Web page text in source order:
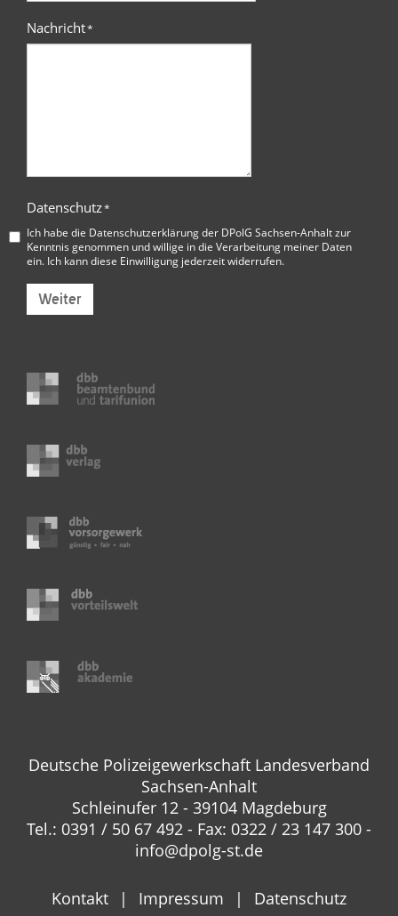
Nachricht*
Datenschutz*
Ich habe die Datenschutzerklärung der DPolG Sachsen-Anhaltzur
Kenntnis genommen und willige in die Verarbeitung meiner Daten
ein. Ich kann diese Einwilligung jederzeit widerrufen.
Weiter
Deutsche Polizeigewerkschaft Landesverband
Sachsen-Anhalt
Schleinufer 12 - 39104 Magdeburg
Tel.: 0391 / 50 67 492 - Fax: 0322 / 23 147 300 -
info@dpolg-st.de
Kontakt Impressum Datenschutz